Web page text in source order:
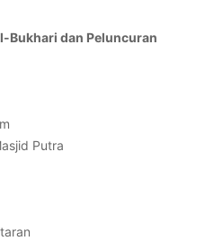
Bukhari dan Peluncuran
Putra